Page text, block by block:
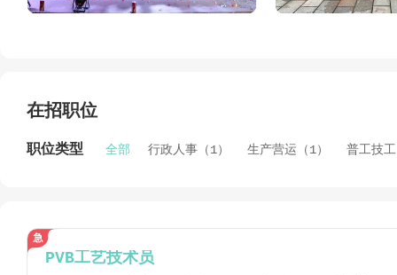
光互补光伏电站等项目。达产后年产值可达120亿，税收
在招职位
职位类型 全部 行政人事（1） 生产营运（1） 普工技
PVB工艺技术员